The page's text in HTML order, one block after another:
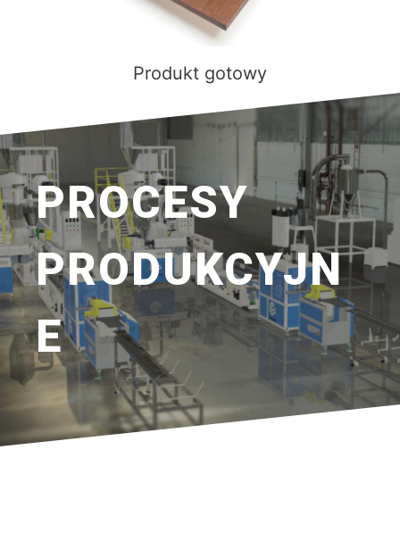
Produkt gotowy
PROCESY
PRODUKCYJN
E